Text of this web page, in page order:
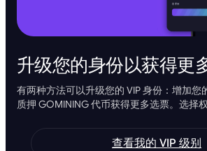
升级您的身份以获得更
有两种方法可以升级您的 VIP 身份：增加您
质押 GOMINING 代币获得更多选票。选择
查看我的 VIP 级别